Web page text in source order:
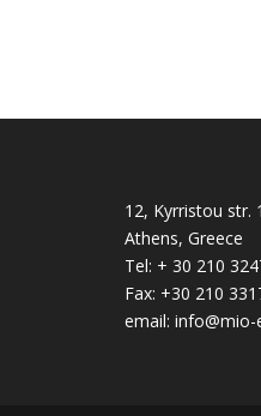
12, Kyrristou str.
Athens, Greece
Tel: + 30 210
Fax: +30 210
email: info@mio-